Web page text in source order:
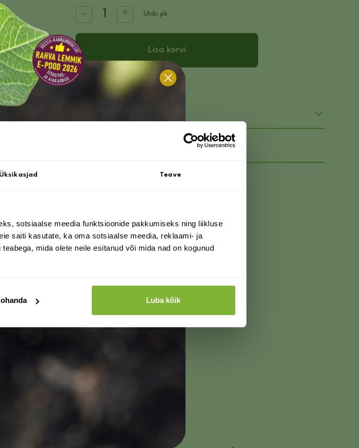
Üksikasjad Teave
sotsiaalse meedia funktsioonide pakkumiseks ning liikluse
saiti kasutate, ka oma sotsiaalse meedia, reklaami- ja
mida olete neile esitanud või mida nad on kogunud
Luba kõik
Ühik: pk
Lisa korvi
saada
SOODUSTUST